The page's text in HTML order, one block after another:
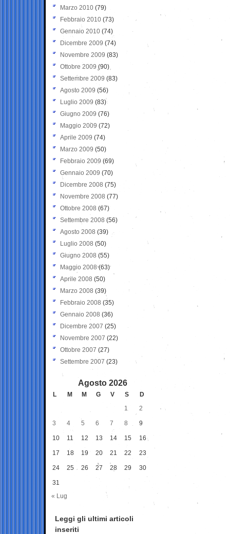
Marzo 2010 (79)
Febbraio 2010 (73)
Gennaio 2010 (74)
Dicembre 2009 (74)
Novembre 2009 (83)
Ottobre 2009 (90)
Settembre 2009 (83)
Agosto 2009 (56)
Luglio 2009 (83)
Giugno 2009 (76)
Maggio 2009 (72)
Aprile 2009 (74)
Marzo 2009 (50)
Febbraio 2009 (69)
Gennaio 2009 (70)
Dicembre 2008 (75)
Novembre 2008 (77)
Ottobre 2008 (67)
Settembre 2008 (56)
Agosto 2008 (39)
Luglio 2008 (50)
Giugno 2008 (55)
Maggio 2008(63)
Aprile 2008 (50)
Marzo 2008 (39)
Febbraio 2008 (35)
Gennaio 2008 (36)
Dicembre 2007 (25)
Novembre 2007 (22)
Ottobre 2007 (27)
Settembre 2007 (23)
Agosto 2026
L M M G V S
D
1
2
3 4 5 6 7 8 9
10 11 12 13 14 15 16
17 18 19 20 21 22 23
24 25 26 27 28 29 30
31
« Lug
Leggi gli ultimi articoli
inseriti